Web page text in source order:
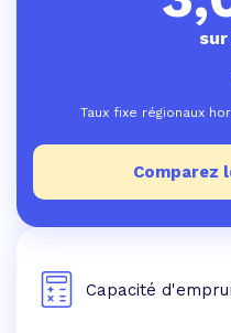
Taux fixe régionaux
Comparez
Capacité